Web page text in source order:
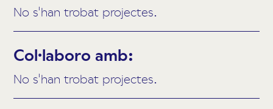
No s'han trobat projectes.
Col·laboro amb:
No s'han trobat projectes.